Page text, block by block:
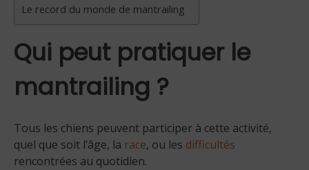
Le record du monde de mantrailing
Qui peut pratiquer le
mantrailing ?
Tous les chiens peuvent participer à cette activité,
quel que soit l’âge, la race, ou les difficultés
rencontrées au quotidien.